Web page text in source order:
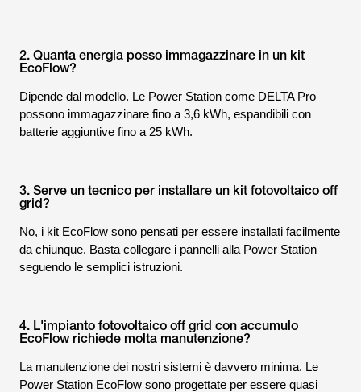
2. Quanta energia posso immagazzinare in un kit
EcoFlow?
Dipende dal modello. Le Power Station come DELTA Pro
possono immagazzinare fino a 3,6 kWh, espandibili con
batterie aggiuntive fino a 25 kWh.
3. Serve un tecnico per installare un kit fotovoltaico off
grid?
No, i kit EcoFlow sono pensati per essere installati facilmente
da chiunque. Basta collegare i pannelli alla Power Station
seguendo le semplici istruzioni.
4. L'impianto fotovoltaico off grid con accumulo
EcoFlow richiede molta manutenzione?
La manutenzione dei nostri sistemi è davvero minima. Le
Power Station EcoFlow sono progettate per essere quasi